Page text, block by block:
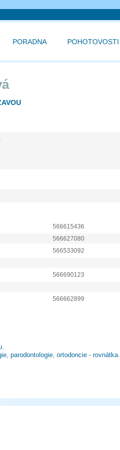
PORADNA POHOTOVOSTI
566615436
566627080
566533092
566690123
566662899
.
, parodontologie, ortodoncie - rovnátka.